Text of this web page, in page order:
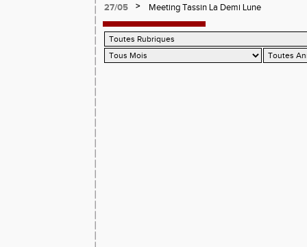
27/05
> Meeting Tassin La Demi Lune